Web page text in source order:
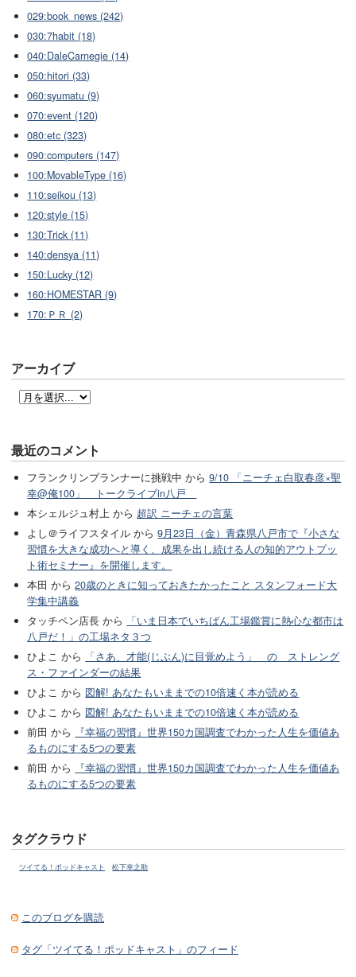
029:book_news (242)
030:7habit (18)
040:DaleCarnegie (14)
050:hitori (33)
060:syumatu (9)
070:event (120)
080:etc (323)
090:computers (147)
100:MovableType (16)
110:seikou (13)
120:style (15)
130:Trick (11)
140:densya (11)
150:Lucky (12)
160:HOMESTAR (9)
170:ＰＲ (2)
アーカイブ
最近のコメント
フランクリンプランナーに挑戦中 から9/10 「ニーチェ白取春彦×聖
幸@俺100」 トークライブin八戸
本シェルジュ村上 から 超訳 ニーチェの言葉
よし＠ライフスタイル から9月23日（金）青森県八戸市で『小さな
習慣を大きな成功へと導く、成果を出し続ける人の知的アウトプッ
ト術セミナー』を開催します。
本田 から20歳のときに知っておきたかったこと スタンフォード大
学集中講義
タッチペン店長 から
「いま日本でいちばん工場鑑賞に熱心な都市は
八戸だ！」の工場ネタ３つ
ひよこ から
「さあ、才能(じぶん)に目覚めよう」 の ストレング
ス・ファインダーの結果
ひよこ から 図解! あなたもいままでの10倍速く本が読める
ひよこ から 図解! あなたもいままでの10倍速く本が読める
前田 から
『幸福の習慣』世界150カ国調査でわかった人生を価値あ
るものにする5つの要素
前田 から
『幸福の習慣』世界150カ国調査でわかった人生を価値あ
るものにする5つの要素
タグクラウド
ツイてる！ポッドキャスト 松下幸之助
このブログを購読
タグ「ツイてる！ポッドキャスト」のフィード